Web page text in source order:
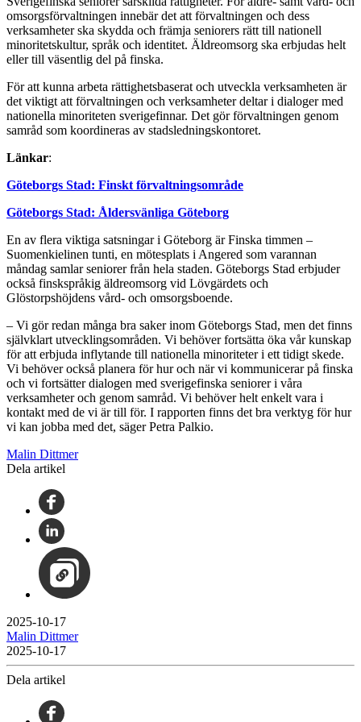
omsorgsförvaltningen innebär det att förvaltningen och dess
verksamheter ska skydda och främja seniorers rätt till nationell
minoritetskultur, språk och identitet. Äldreomsorg ska erbjudas helt
eller till väsentlig del på finska.
För att kunna arbeta rättighetsbaserat och utveckla verksamheten är
det viktigt att förvaltningen och verksamheter deltar i dialoger med
nationella minoriteten sverigefinnar. Det gör förvaltningen genom
samråd som koordineras av stadsledningskontoret.
Länkar:
Göteborgs Stad: Finskt förvaltningsområde
Göteborgs Stad: Åldersvänliga Göteborg
En av flera viktiga satsningar i Göteborg är Finska timmen –
Suomenkielinen tunti, en mötesplats i Angered som varannan
måndag samlar seniorer från hela staden. Göteborgs Stad erbjuder
också finskspråkig äldreomsorg vid Lövgärdets och
Glöstorpshöjdens vård- och omsorgsboende.
– Vi gör redan många bra saker inom Göteborgs Stad, men det finns
självklart utvecklingsområden. Vi behöver fortsätta öka vår kunskap
för att erbjuda inflytande till nationella minoriteter i ett tidigt skede.
Vi behöver också planera för hur och när vi kommunicerar på finska
och vi fortsätter dialogen med sverigefinska seniorer i våra
verksamheter och genom samråd. Vi behöver helt enkelt vara i
kontakt med de vi är till för. I rapporten finns det bra verktyg för hur
vi kan jobba med det, säger Petra Palkio.
Malin Dittmer
Dela artikel
2025-10-17
Malin Dittmer
2025-10-17
Dela artikel